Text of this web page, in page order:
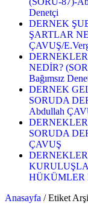
Denetçi
DERNEK
ŞARTLAR
ÇAVUŞ/
NEDİR?
Bağımsız
DERNEK
SORUDA
Abdullah
SORUDA
ÇAVUŞ
HÜKÜMLER
Anasayfa / Etiket